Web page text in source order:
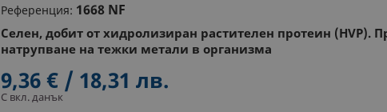
Референция: 1668 NF
Селен, добит от хидролизиран растителен протеин (HVP).
натрупване на тежки метали в организма
9,36 € / 18,31 лв.
С вкл. данък